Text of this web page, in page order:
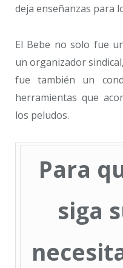
deja enseñanzas para
El Bebe no solo fue
un organizador
fue también un
herramientas que
los peludos.
Para
siga